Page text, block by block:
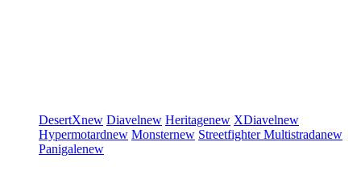
DesertXnew Diavelnew Heritagenew XDiavelnew
Hypermotardnew Monsternew StreetfighterMultistradanew
Panigalenew